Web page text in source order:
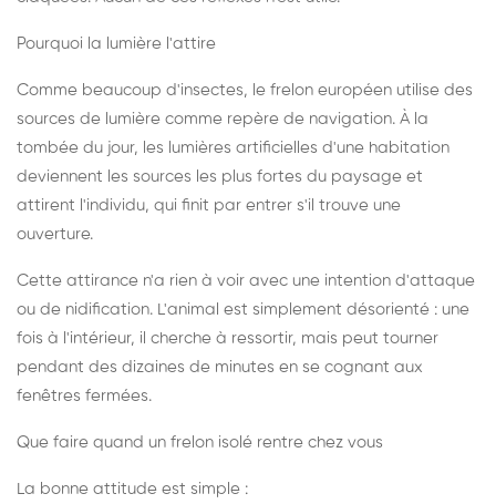
Pourquoi la lumière l'attire
Comme beaucoup d'insectes, le frelon européen utilise des
sources de lumière comme repère de navigation. À la
tombée du jour, les lumières artificielles d'une habitation
deviennent les sources les plus fortes du paysage et
attirent l'individu, qui finit par entrer s'il trouve une
ouverture.
Cette attirance n'a rien à voir avec une intention d'attaque
ou de nidification. L'animal est simplement désorienté : une
fois à l'intérieur, il cherche à ressortir, mais peut tourner
pendant des dizaines de minutes en se cognant aux
fenêtres fermées.
Que faire quand un frelon isolé rentre chez vous
La bonne attitude est simple :